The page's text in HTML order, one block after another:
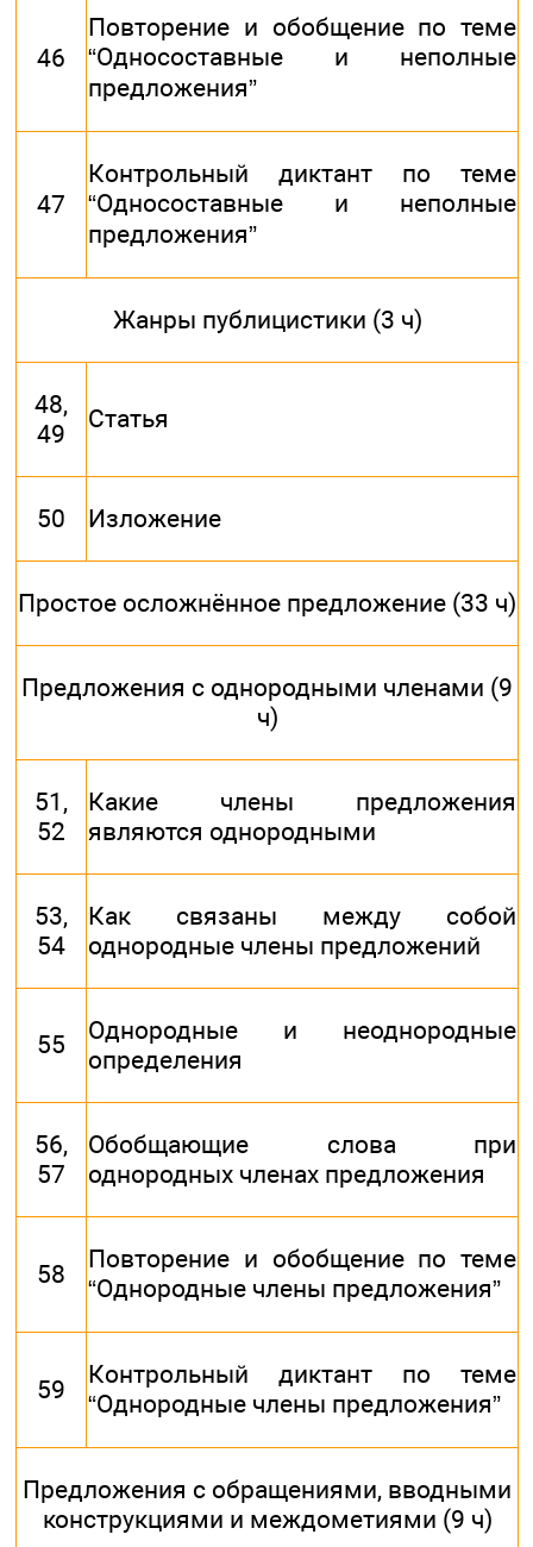
46
Повторение и обобщение по теме
“Односоставные и неполные
предложения”
47
Контрольный диктант по теме
“Односоставные и неполные
предложения”
Жанры публицистики (3 ч)
48,
49
Статья
50 Изложение
Простое осложнённое предложение (33 ч)
Предложения с однородными членами (9
ч)
51,
52
Какие члены предложения
являются однородными
53,
54
Как связаны между собой
однородные члены предложений
55
Однородные и неоднородные
определения
56,
57
Обобщающие слова при
однородных членах предложения
58
Повторение и обобщение по теме
“Однородные члены предложения”
59
Контрольный диктант по теме
“Однородные члены предложения”
Предложения с обращениями, вводными
конструкциями и междометиями (9 ч)